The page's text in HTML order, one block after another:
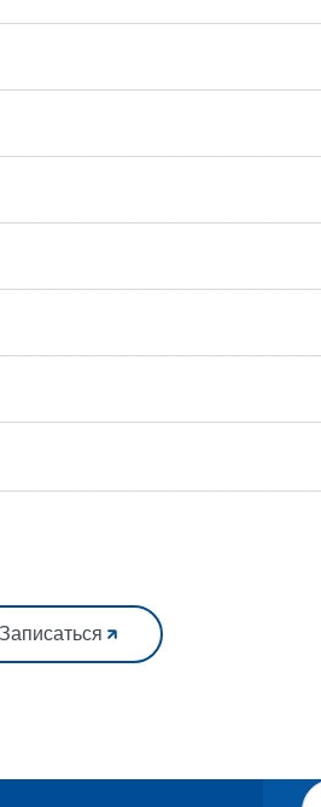
Записаться